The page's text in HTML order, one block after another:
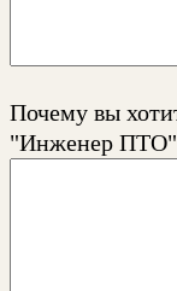
Почему вы
"Инженер ПТО"